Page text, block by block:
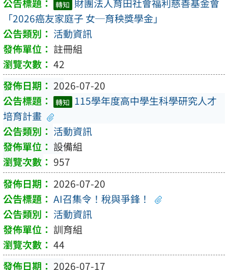
轉知
「2026癌友家庭子 女─育秧獎學金」
活動資訊
註冊組
42
2026-07-20
轉知 115學年度高中學生科學研究人才
培育計畫
活動資訊
設備組
957
2026-07-20
AI召集令！稅與爭鋒！
活動資訊
訓育組
44
2026-07-17